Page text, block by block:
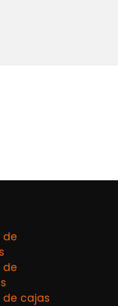
de
de
de cajas